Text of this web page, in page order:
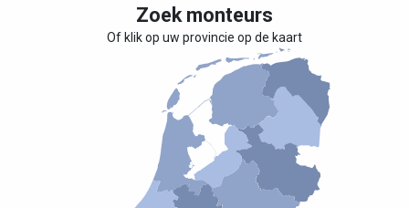
Zoek monteurs
Of klik op uw provincie op de kaart